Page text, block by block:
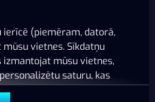
ierīcē (piemēram, datorā,
vietnes. Sīkdatņu
izmantojat mūsu vietnes,
saturu, kas